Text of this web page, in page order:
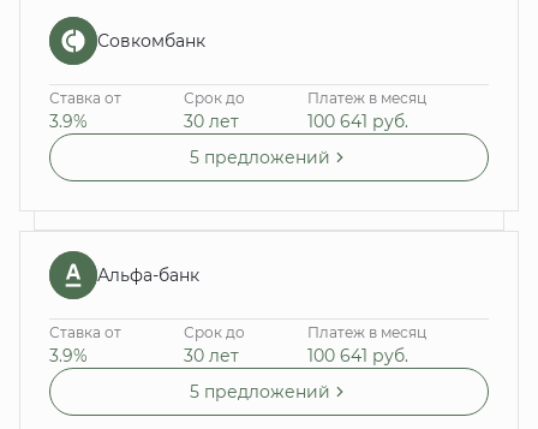
Совкомбанк
Ставка от
3.9%
Срок до
30 лет
Платеж в месяц
100 641 руб.
5 предложений
Альфа-банк
Ставка от
3.9%
Срок до
30 лет
Платеж в месяц
100 641 руб.
5 предложений